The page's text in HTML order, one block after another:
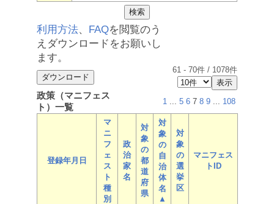
利用方法、 FAQを閲覧のう
えダウンロードをお願いし
ます。
61 - 70件 / 1078件
政策（マニフェス
ト）一覧
1 ... 5 6 7 8 9 ... 108
登録年月日
マ
ニ
フ
ェ
ス
ト
種
別
政
治
家
名
対
象
の
都
道
府
県
対
象
の
自
治
体
名
▲
対
象
の
選
挙
区
マニフェス
トID